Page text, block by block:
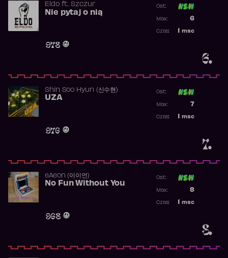
6.
Eldoft. Szczur
Nie pytaj o nią
978
Ost:
6
Max:
msc
Czas:
7.
Shin Soo Hyun (신수현)
UZA
976
Ost:
7
Max:
msc
Czas:
8.
​eAeon (이이언)
No Fun Without You
968
Ost:
8
Max:
msc
Czas: